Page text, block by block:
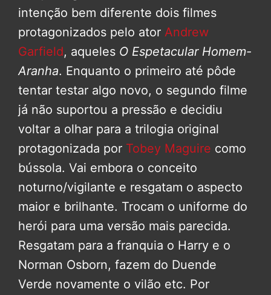
intenção bem diferente dois filmes
protagonizados pelo ator Andrew
Garfield, aqueles O Espetacular Homem-
Aranha. Enquanto o primeiro até pôde
tentar testar algo novo, o segundo filme
já não suportou a pressão e decidiu
voltar a olhar para a trilogia original
protagonizada por Tobey Maguire como
bússola. Vai embora o conceito
noturno/vigilante e resgatam o aspecto
maior e brilhante. Trocam o uniforme do
herói para uma versão mais parecida.
Resgatam para a franquia o Harry e o
Norman Osborn, fazem do Duende
Verde novamente o vilão etc. Por